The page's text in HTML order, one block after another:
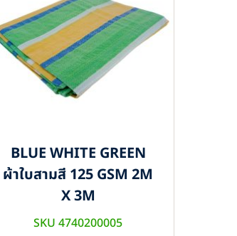
BLUE WHITE GREEN
ผ้าใบสามสี 125 GSM 2M
X 3M
SKU 4740200005